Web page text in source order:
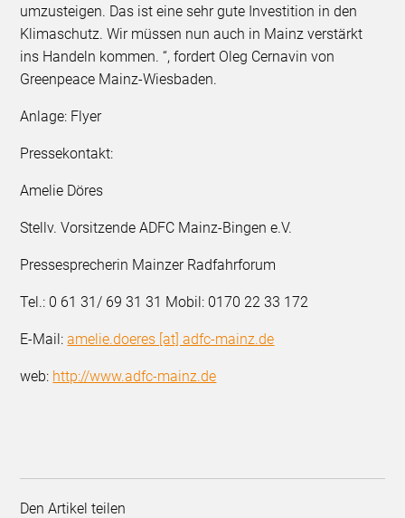
umzusteigen. Das ist eine sehr gute Investition in den
Klimaschutz. Wir müssen nun auch in Mainz verstärkt
ins Handeln kommen. “, fordert Oleg Cernavin von
Greenpeace Mainz-Wiesbaden.
Anlage: Flyer
Pressekontakt:
Amelie Döres
Stellv. Vorsitzende ADFC Mainz-Bingen e.V.
Pressesprecherin Mainzer Radfahrforum
Tel.: 0 61 31/ 69 31 31 Mobil: 0170 22 33 172
E-Mail:amelie.doeres [at] adfc-mainz.de
web: http://www.adfc-mainz.de
Den Artikel teilen